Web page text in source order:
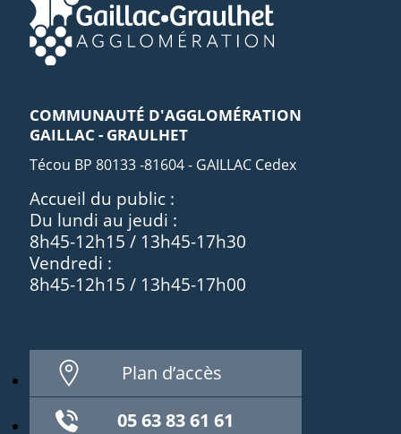
COMMUNAUTÉ D'AGGLOMÉRATION
GAILLAC - GRAULHET
Técou BP 80133 -81604 - GAILLAC Cedex
Accueil du public :
Du lundi au jeudi :
8h45-12h15 / 13h45-17h30
Vendredi :
8h45-12h15 / 13h45-17h00
Plan d’accès
05 63 83 61 61